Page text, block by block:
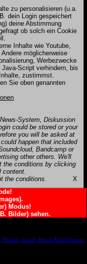
zu personalisieren (u.a.
dein Login gespeichert
deine Abstimmung
ob solch ein Cookie
Inhalte wie Youtube,
möglicherweise
Werbezwecke
Script verhindern, bis
zustimmst.
Sie oben genannten
System, Diskussion
could be stored or your
you will be asked at
happen that included
Bandcamp or
other others. We'll
the conditions by clicking
content.
the conditions.
X
Modus!
Bilder) sehen.
Thrash- Grind- Doom Metal Forum